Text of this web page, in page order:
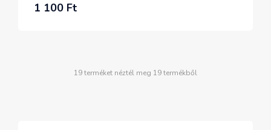
1 100 Ft
19 terméket néztél meg 19 termékből